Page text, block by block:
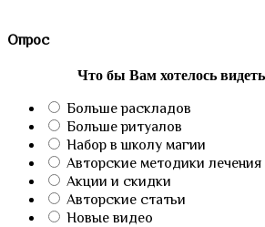
Опрос
Что бы Вам хотелось видеть
Больше раскладов
Больше ритуалов
Набор в школу магии
Авторские методики лечения
Акции и скидки
Авторские статьи
Новые видео